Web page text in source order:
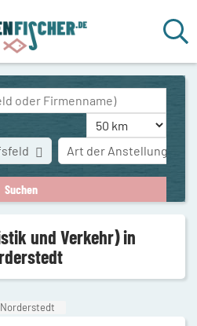
Art der Anstellung
und Verkehr) in
Norderstedt